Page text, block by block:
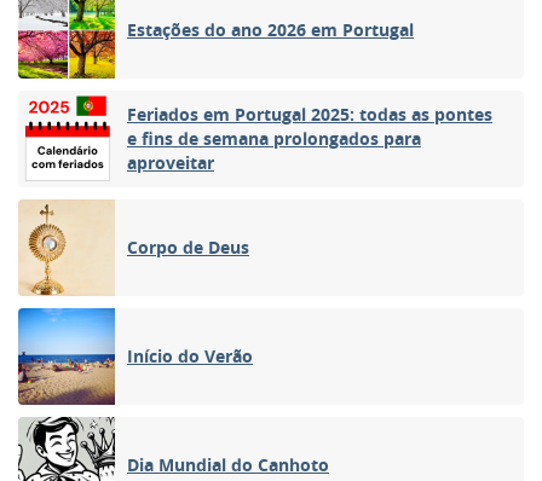
Estações do ano 2026 em Portugal
Feriados em Portugal 2025: todas as pontes
e fins de semana prolongados para
aproveitar
Corpo de Deus
Início do Verão
Dia Mundial do Canhoto